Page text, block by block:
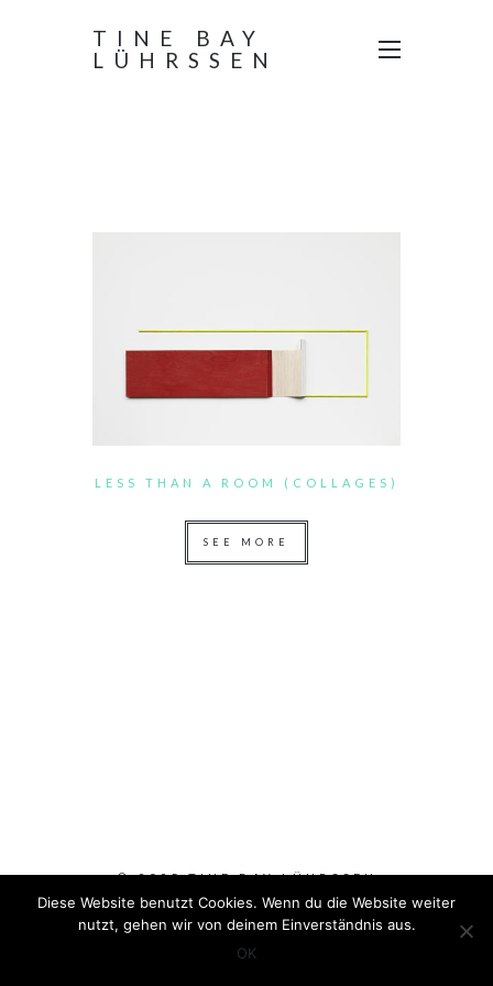
TINE BAY
LÜHRSSEN
LESS THAN A ROOM (COLLAGES)
SEE MORE
© 2025 TINE BAY LÜHRSSEN
Diese Website benutzt Cookies. Wenn du die Website weiter
nutzt, gehen wir von deinem Einverständnis aus.
OK